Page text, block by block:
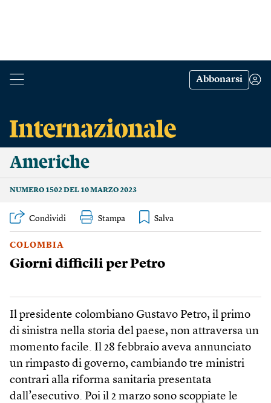
Abbonarsi
Americhe
NUMERO 1502 DEL 10 MARZO 2023
Condividi Stampa
COLOMBIA
Giorni difficili per Petro
Il presidente colombiano Gustavo Petro, il primo
di sinistra nella storia del ­paese, non attraversa un
momento facile. Il 28 febbraio aveva annunciato
un rimpasto di governo, cambiando tre ministri
contrari alla riforma sanitaria presentata
dall’esecutivo. Poi il 2 marzo sono scoppiate le